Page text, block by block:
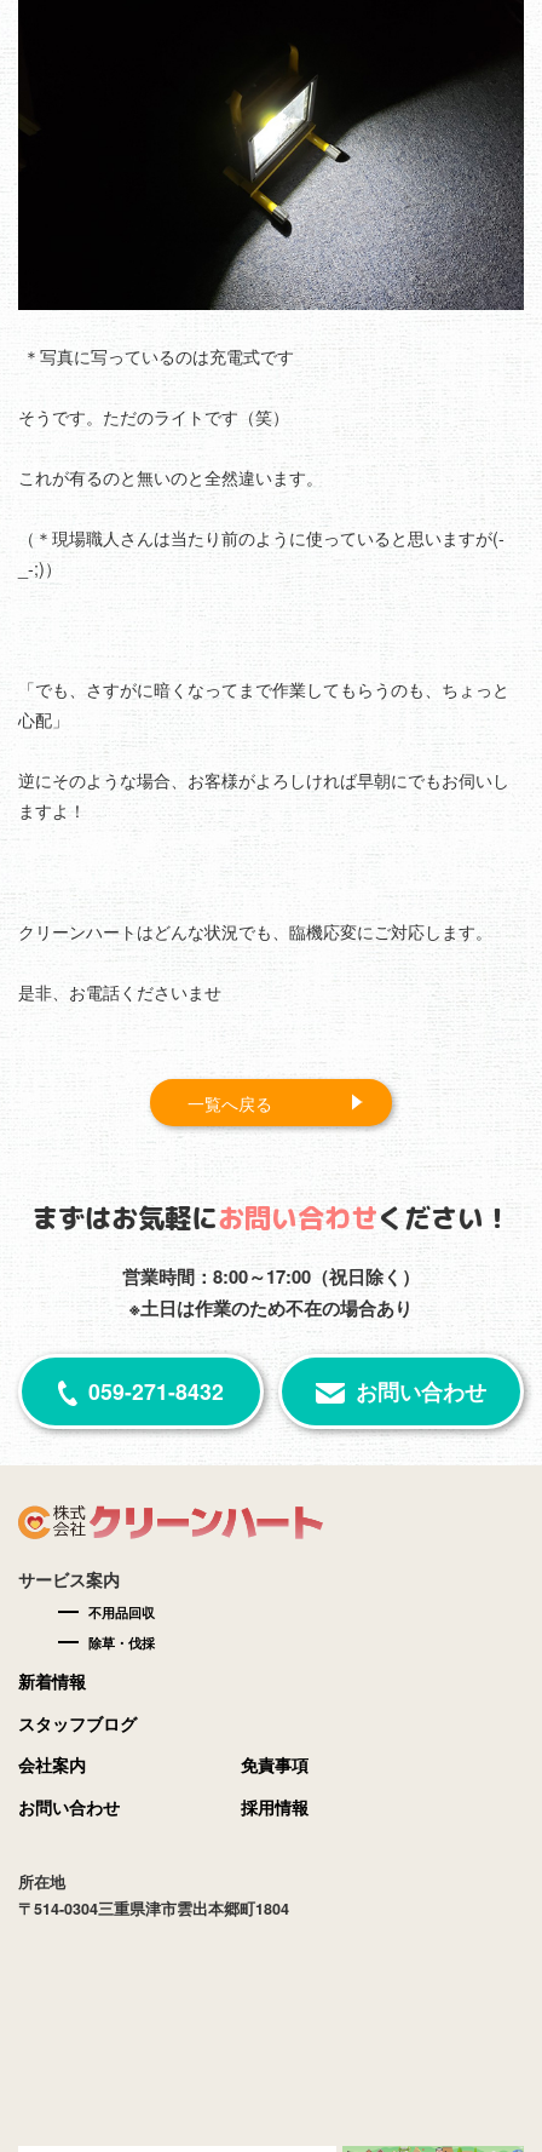
＊写真に写っているのは充電式です
そうです。ただのライトです（笑）
これが有るのと無いのと全然違います。
（＊現場職人さんは当たり前のように使っていると思いますが(-
_-;)）
「でも、さすがに暗くなってまで作業してもらうのも、ちょっと
心配」
逆にそのような場合、お客様がよろしければ早朝にでもお伺いし
ますよ！
クリーンハートはどんな状況でも、臨機応変にご対応します。
是非、お電話くださいませ
一覧へ戻る
まずはお気軽にお問い合わせください！
営業時間：8:00～17:00（祝日除く）
※土日は作業のため不在の場合あり
059-271-8432 お問い合わせ
サービス案内
不用品回収
除草・伐採
新着情報
スタッフブログ
会社案内
お問い合わせ
免責事項
採用情報
所在地
〒514-0304三重県津市雲出本郷町1804